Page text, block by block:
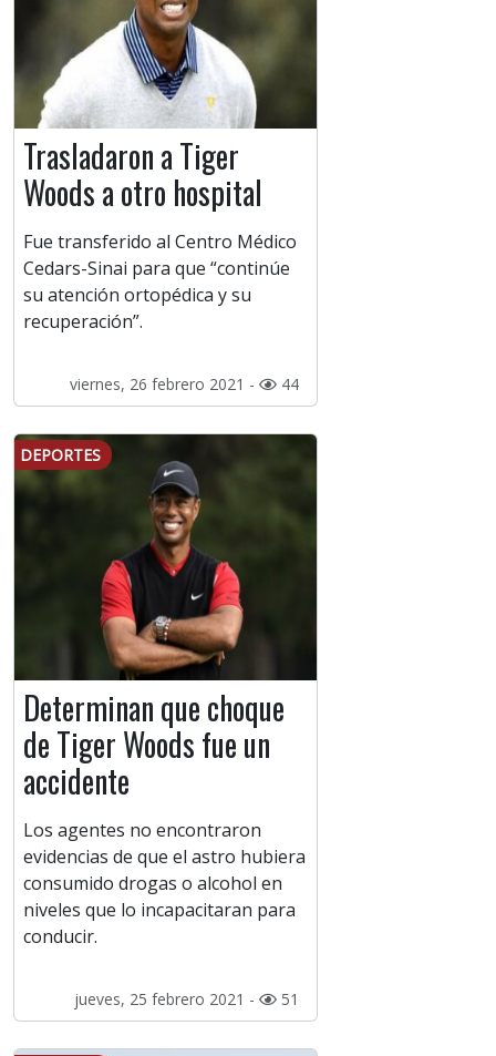
Trasladaron a Tiger
Woods a otro hospital
Fue transferido al Centro Médico
Cedars-Sinai para que “continúe
su atención ortopédica y su
recuperación”.
viernes, 26 febrero 2021 - 44
DEPORTES
Determinan que choque
de Tiger Woods fue un
accidente
Los agentes no encontraron
evidencias de que el astro hubiera
consumido drogas o alcohol en
niveles que lo incapacitaran para
conducir.
jueves, 25 febrero 2021 - 51